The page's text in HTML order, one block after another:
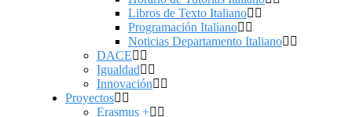
Libros de Texto Italiano
Programación Italiano
Noticias Departamento Italiano
DACE
Igualdad
Innovación
Proyectos
Erasmus +